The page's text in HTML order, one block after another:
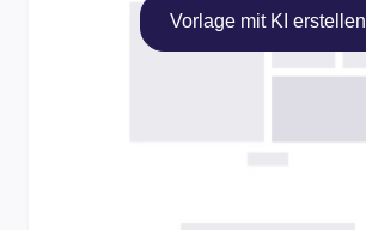
Vorlage mit KI erstellen